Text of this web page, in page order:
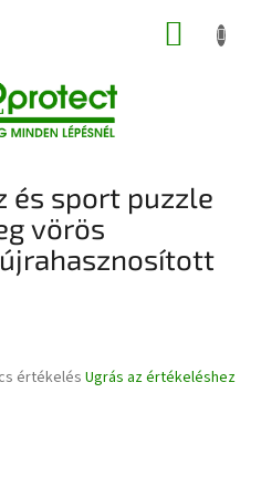
KOSÁR
és sport puzzle
vörös
értékelés Ugrás az értékeléshez